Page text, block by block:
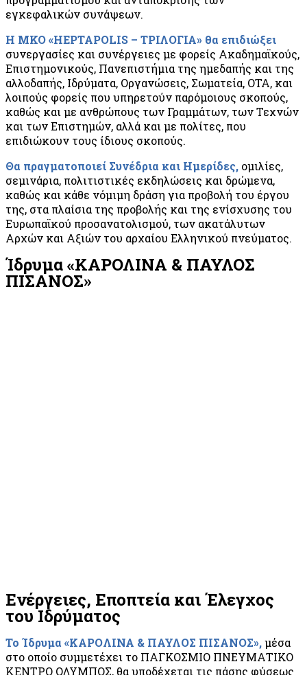
εγκεφαλικών συνάψεων.
Η ΜΚΟ «HEPTAPOLIS – ΤΡΙΛΟΓΙΑ» θα επιδιώξει
συνεργασίες και συνέργειες με φορείς Ακαδημαϊκούς,
Επιστημονικούς, Πανεπιστήμια της ημεδαπής και της
αλλοδαπής, Ιδρύματα, Οργανώσεις, Σωματεία, ΟΤΑ, και
λοιπούς φορείς που υπηρετούν παρόμοιους σκοπούς,
καθώς και με ανθρώπους των Γραμμάτων, των Τεχνών
και των Επιστημών, αλλά και με πολίτες, που
επιδιώκουν τους ίδιους σκοπούς.
Θα πραγματοποιεί Συνέδρια και Ημερίδες, ομιλίες,
σεμινάρια, πολιτιστικές εκδηλώσεις και δρώμενα,
καθώς και κάθε νόμιμη δράση για προβολή του έργου
της, στα πλαίσια της προβολής και της ενίσχυσης του
Ευρωπαϊκού προσανατολισμού, των ακατάλυτων
Αρχών και Αξιών του αρχαίου Ελληνικού πνεύματος.
Ίδρυμα «ΚΑΡΟΛΙΝΑ & ΠΑΥΛΟΣ
ΠΙΣΑΝΟΣ»
Ενέργειες, Εποπτεία και Έλεγχος
του Ιδρύματος
Το Ίδρυμα «ΚΑΡΟΛΙΝΑ & ΠΑΥΛΟΣ ΠΙΣΑΝΟΣ»,μέσα
στο οποίο συμμετέχει το ΠΑΓΚΟΣΜΙΟ ΠΝΕΥΜΑΤΙΚΟ
ΚΕΝΤΡΟ ΟΛΥΜΠΟΣ, θα υποδέχεται τις πάσης φύσεως